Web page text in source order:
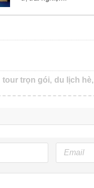
tour trọn gói, du lịch hè,